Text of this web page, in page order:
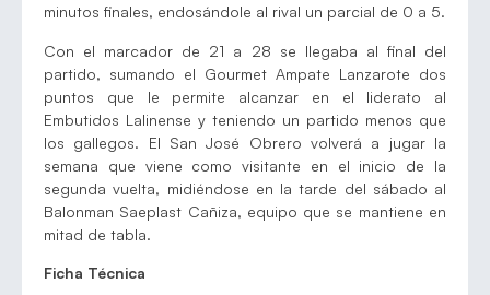
minutos finales, endosándole al rival un parcial de 0 a 5.
Con el marcador de 21 a 28 se llegaba al final del
partido, sumando el Gourmet Ampate Lanzarote dos
puntos que le permite alcanzar en el liderato al
Embutidos Lalinense y teniendo un partido menos que
los gallegos. El San José Obrero volverá a jugar la
semana que viene como visitante en el inicio de la
segunda vuelta, midiéndose en la tarde del sábado al
Balonman Saeplast Cañiza, equipo que se mantiene en
mitad de tabla.
Ficha Técnica